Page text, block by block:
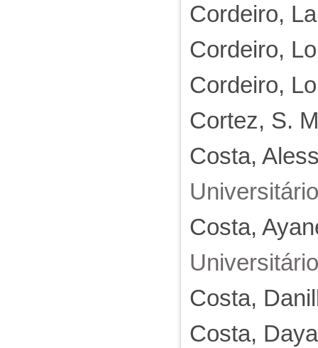
Cordeiro,
Cordeiro,
Cordeiro,
Cortez, S.
Costa,
Universitário
Costa,
Costa,
Costa,